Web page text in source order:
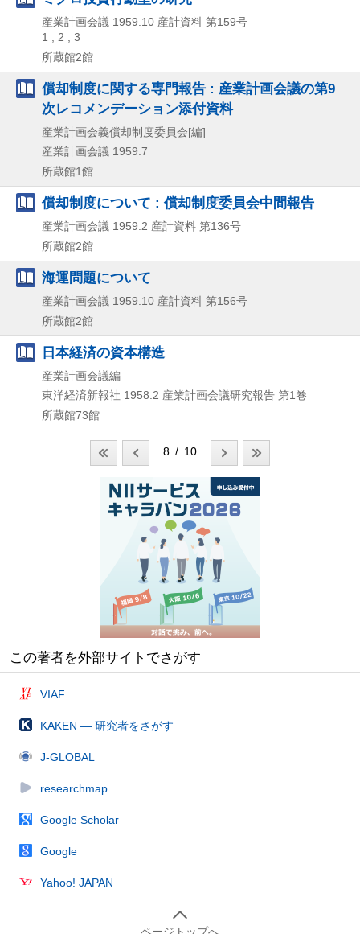
産業計画会議 1959.10 産計資料 第159号
1 , 2 , 3
所蔵館2館
償却制度に関する専門報告 : 産業計画会議の第9
次レコメンデーション添付資料
産業計画会義償却制度委員会[編]
産業計画会議 1959.7
所蔵館1館
償却制度について : 償却制度委員会中間報告
産業計画会議 1959.2 産計資料 第136号
所蔵館2館
海運問題について
産業計画会議 1959.10 産計資料 第156号
所蔵館2館
日本経済の資本構造
産業計画会議編
東洋経済新報社 1958.2 産業計画会議研究報告 第1巻
所蔵館73館
8 / 10
この著者を外部サイトでさがす
VIAF
KAKEN — 研究者をさがす
J-GLOBAL
researchmap
Google Scholar
Google
Yahoo! JAPAN
ページトップへ